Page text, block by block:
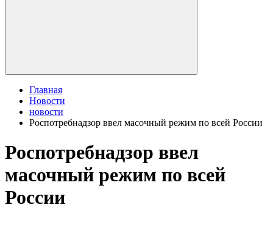
Главная
Новости
новости
Роспотребнадзор ввел масочный режим по всей России
Роспотребнадзор ввел
масочный режим по всей
России